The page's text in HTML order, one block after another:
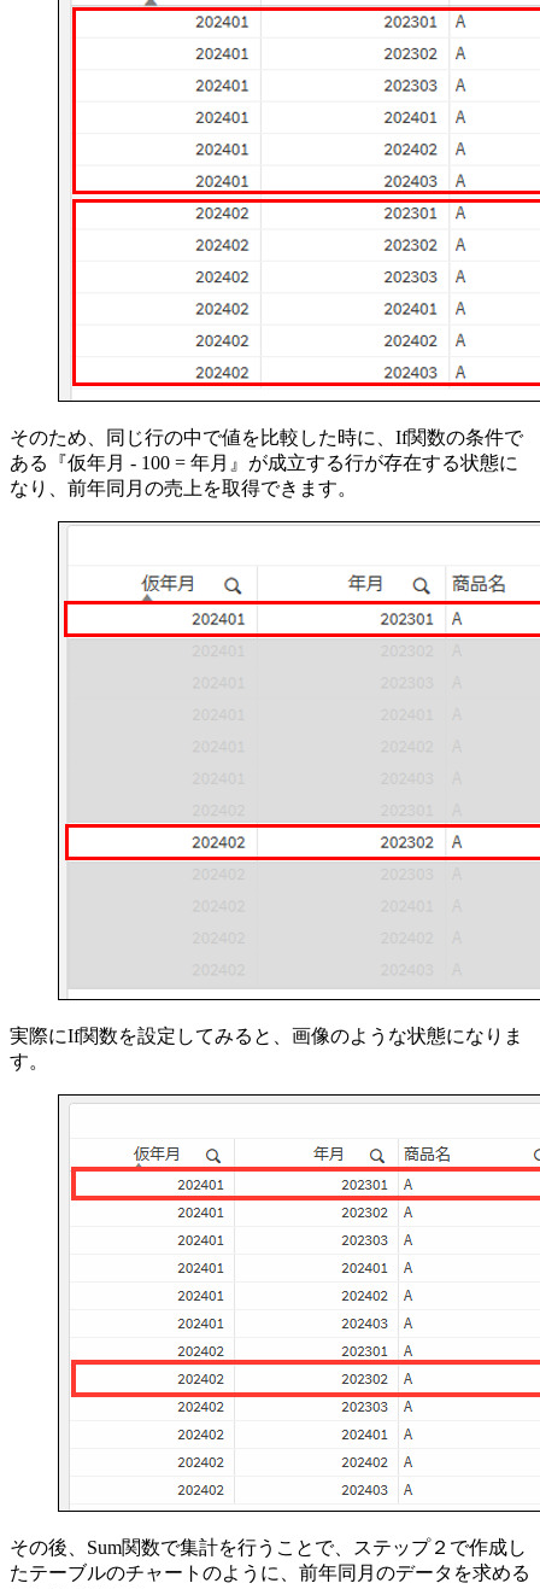
そのため、同じ行の中で値を比較した時に、If関数の条件で
ある『仮年月 - 100 = 年月』が成立する行が存在する状態に
なり、前年同月の売上を取得できます。
実際にIf関数を設定してみると、画像のような状態になりま
す。
その後、Sum関数で集計を行うことで、ステップ２で作成し
たテーブルのチャートのように、前年同月のデータを求める